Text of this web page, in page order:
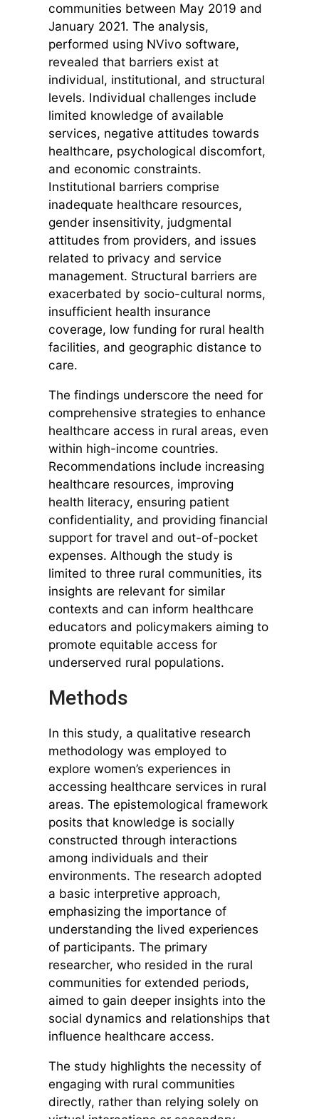
communities between May 2019 and
January 2021. The analysis,
performed using NVivo software,
revealed that barriers exist at
individual, institutional, and structural
levels. Individual challenges include
limited knowledge of available
services, negative attitudes towards
healthcare, psychological discomfort,
and economic constraints.
Institutional barriers comprise
inadequate healthcare resources,
gender insensitivity, judgmental
attitudes from providers, and issues
related to privacy and service
management. Structural barriers are
exacerbated by socio-cultural norms,
insufficient health insurance
coverage, low funding for rural health
facilities, and geographic distance to
care.
The findings underscore the need for
comprehensive strategies to enhance
healthcare access in rural areas, even
within high-income countries.
Recommendations include increasing
healthcare resources, improving
health literacy, ensuring patient
confidentiality, and providing financial
support for travel and out-of-pocket
expenses. Although the study is
limited to three rural communities, its
insights are relevant for similar
contexts and can inform healthcare
educators and policymakers aiming to
promote equitable access for
underserved rural populations.
Methods
In this study, a qualitative research
methodology was employed to
explore women’s experiences in
accessing healthcare services in rural
areas. The epistemological framework
posits that knowledge is socially
constructed through interactions
among individuals and their
environments. The research adopted
a basic interpretive approach,
emphasizing the importance of
understanding the lived experiences
of participants. The primary
researcher, who resided in the rural
communities for extended periods,
aimed to gain deeper insights into the
social dynamics and relationships that
influence healthcare access.
The study highlights the necessity of
engaging with rural communities
directly, rather than relying solely on